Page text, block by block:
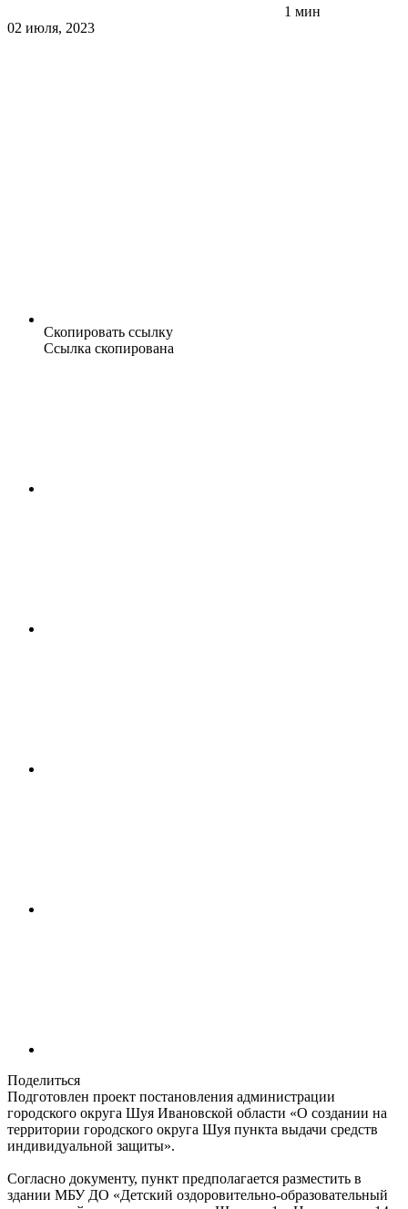
1 мин
02 июля, 2023
Скопировать ссылку
Ссылка скопирована
Поделиться
Подготовлен проект постановления администрации
городского округа Шуя Ивановской области «О создании на
территории городского округа Шуя пункта выдачи средств
индивидуальной защиты».
Согласно документу, пункт предполагается разместить в
здании МБУ ДО «Детский оздоровительно-образовательный